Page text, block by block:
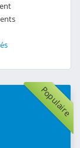
Populaire